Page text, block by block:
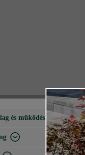
és működéshez szükséges